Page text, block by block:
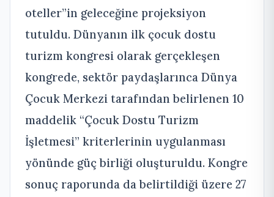
oteller”in geleceğine projeksiyon
tutuldu. Dünyanın ilk çocuk dostu
turizm kongresi olarak gerçekleşen
kongrede, sektör paydaşlarınca Dünya
Çocuk Merkezi tarafından belirlenen 10
maddelik “Çocuk Dostu Turizm
İşletmesi” kriterlerinin uygulanması
yönünde güç birliği oluşturuldu. Kongre
sonuç raporunda da belirtildiği üzere 27